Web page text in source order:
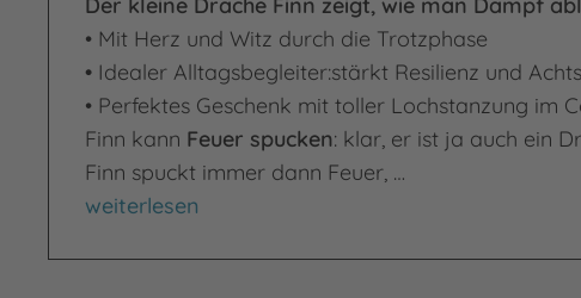
• Mit Herz und Witz durch die Trotzphase
• Idealer Alltagsbegleiter:stärkt Resilienz und
• Perfektes Geschenk mit toller Lochstanzung im
Finn kann Feuer spucken: klar, er ist ja auch ein
Finn spuckt immer dann Feuer, …
Kleiner Drache – große Wut
weiterlesen